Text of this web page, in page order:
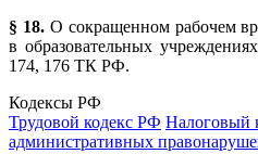
§ 18. О сокращенном рабочем
в образовательных
174, 176 ТК РФ.
Кодексы РФ
Трудовой кодекс РФ Налоговый
административных